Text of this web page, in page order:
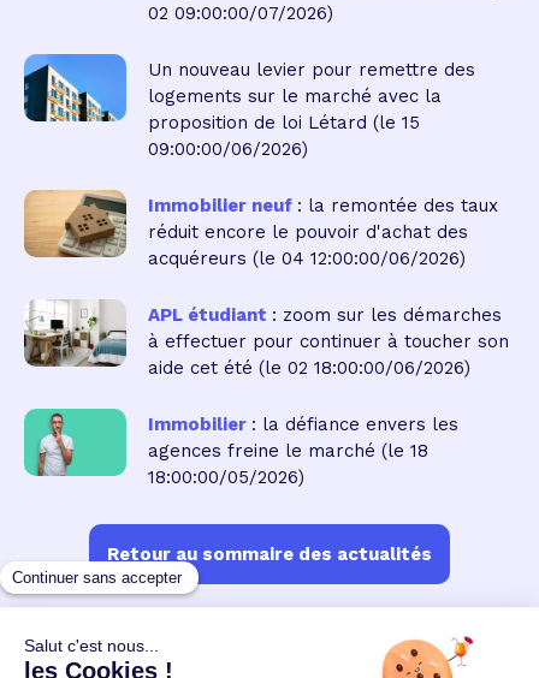
02 09:00:00/07/2026)
Un nouveau levier pour remettre des
logements sur le marché avec la
proposition de loi Létard (le 15
09:00:00/06/2026)
Immobilier neuf : la remontée des taux
réduit encore le pouvoir d'achat des
acquéreurs (le 04 12:00:00/06/2026)
APL étudiant : zoom sur les démarches
à effectuer pour continuer à toucher son
aide cet été (le 02 18:00:00/06/2026)
Immobilier : la défiance envers les
agences freine le marché (le 18
18:00:00/05/2026)
Retour au sommaire des actualités